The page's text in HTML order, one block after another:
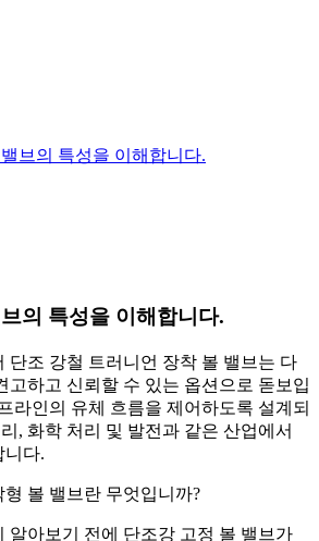
브의 특성을 이해합니다.
의 특성을 이해합니다.
단조 강철 트러니언 장착 볼 밸브는 다
고하고 신뢰할 수 있는 옵션으로 돋보입
라인의 유체 흐름을 제어하도록 설계되
, 화학 처리 및 발전과 같은 산업에서
니다.
볼 밸브란 무엇입니까?
알아보기 전에 단조강 고정 볼 밸브가